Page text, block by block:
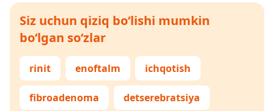
Siz uchun qiziq bo‘lishi mumkin
bo‘lgan so‘zlar
rinit enoftalm ichqotish
fibroadenoma detserebratsiya